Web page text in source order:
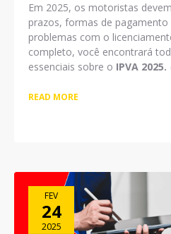
Em 2025, os motoristas
prazos, formas de
problemas com o
completo, você encontrará
essenciais sobre o IPVA 2025.
READ MORE
FEV
24
2025